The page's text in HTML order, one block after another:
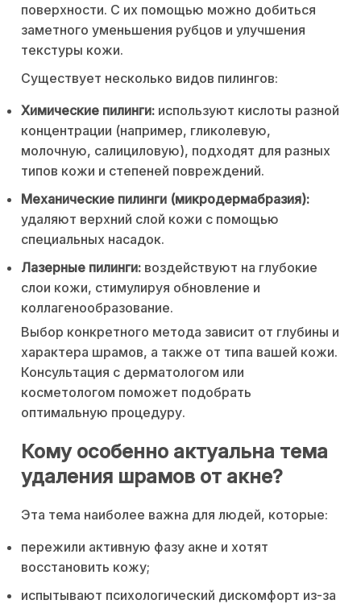
поверхности. С их помощью можно добиться
заметного уменьшения рубцов и улучшения
текстуры кожи.
Существует несколько видов пилингов:
Химические пилинги: используют кислоты разной
концентрации (например, гликолевую,
молочную, салициловую), подходят для разных
типов кожи и степеней повреждений.
Механические пилинги (микродермабразия):
удаляют верхний слой кожи с помощью
специальных насадок.
Лазерные пилинги: воздействуют на глубокие
слои кожи, стимулируя обновление и
коллагенообразование.
Выбор конкретного метода зависит от глубины и
характера шрамов, а также от типа вашей кожи.
Консультация с дерматологом или
косметологом поможет подобрать
оптимальную процедуру.
Кому особенно актуальна тема
удаления шрамов от акне?
Эта тема наиболее важна для людей, которые:
пережили активную фазу акне и хотят
восстановить кожу;
испытывают психологический дискомфорт из-за